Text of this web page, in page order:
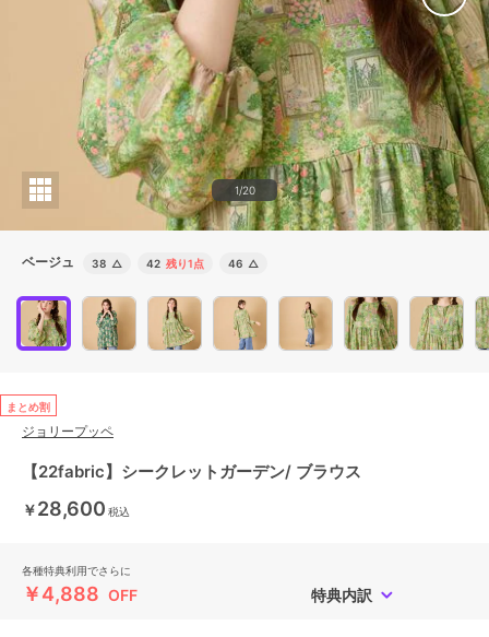
1/20
ベージュ 38 △ 42 残り1点 46 △
まとめ割
ジョリープッペ
【22fabric】シークレットガーデン/ ブラウス
￥28,600 税込
各種特典利用でさらに
￥4,888 OFF 特典内訳